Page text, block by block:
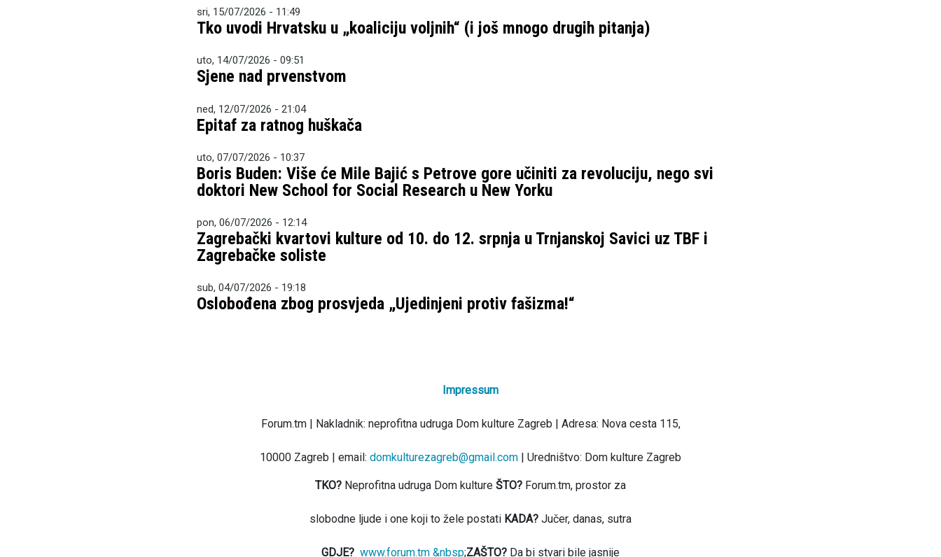
sri, 15/07/2026 - 11:49
Tko uvodi Hrvatsku u „koaliciju voljnih“ (i još mnogo drugih pitanja)
uto, 14/07/2026 - 09:51
Sjene nad prvenstvom
ned, 12/07/2026 - 21:04
Epitaf za ratnog huškača
uto, 07/07/2026 - 10:37
Boris Buden: Više će Mile Bajić s Petrove gore učiniti za revoluciju, nego svi
doktori New School for Social Research u New Yorku
pon, 06/07/2026 - 12:14
Zagrebački kvartovi kulture od 10. do 12. srpnja u Trnjanskoj Savici uz TBF i
Zagrebačke soliste
sub, 04/07/2026 - 19:18
Oslobođena zbog prosvjeda „Ujedinjeni protiv fašizma!“
Impressum
Forum.tm | Nakladnik: neprofitna udruga Dom kulture Zagreb | Adresa: Nova cesta 115,
10000 Zagreb | email: domkulturezagreb@gmail.com | Uredništvo: Dom kulture Zagreb
TKO? Neprofitna udruga Dom kulture ŠTO? Forum.tm, prostor za
slobodne ljude i one koji to žele postati KADA? Jučer, danas, sutra
GDJE? www.forum.tm &nbsp;ZAŠTO? Da bi stvari bile jasnije